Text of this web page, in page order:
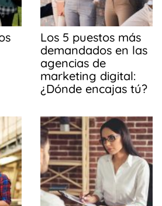
Los 5 puestos más
demandados en las
agencias de
marketing digital:
¿Dónde encajas tú?